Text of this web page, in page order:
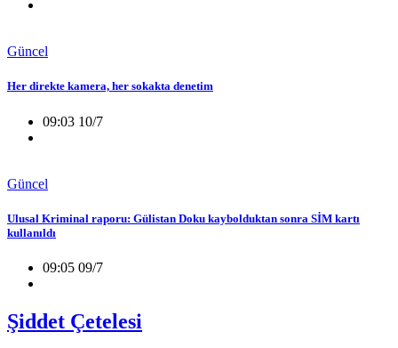
Güncel
Her direkte kamera, her sokakta denetim
09:03 10/7
Güncel
Ulusal Kriminal raporu: Gülistan Doku kaybolduktan sonra SİM kartı
kullanıldı
09:05 09/7
Şiddet Çetelesi